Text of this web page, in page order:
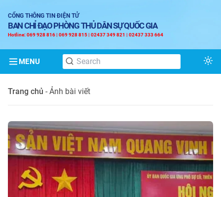
CỔNG THÔNG TIN ĐIỆN TỬ
BAN CHỈ ĐẠO PHÒNG THỦ DÂN SỰ QUỐC GIA
Hotline: 069 928 816 | 069 928 815 | 02437 349 821 | 02437 333 664
MENU
Trang chủ - Ảnh bài viết